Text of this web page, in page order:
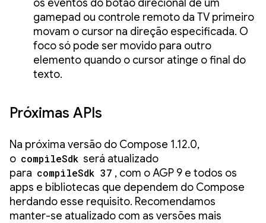
os eventos do botão direcional de um
gamepad ou controle remoto da TV primeiro
movam o cursor na direção especificada. O
foco só pode ser movido para outro
elemento quando o cursor atinge o final do
texto.
Próximas APIs
Na próxima versão do Compose 1.12.0,
o compileSdk será atualizado
para compileSdk 37 , com o AGP 9 e todos os
apps e bibliotecas que dependem do Compose
herdando esse requisito. Recomendamos
manter-se atualizado com as versões mais